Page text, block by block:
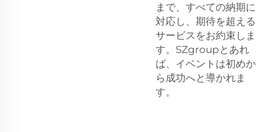
まで、すべての納期に
対応し、期待を超える
サービスをお約束しま
す。SZgroupとあれ
ば、イベントは初めか
ら成功へと導かれま
す。